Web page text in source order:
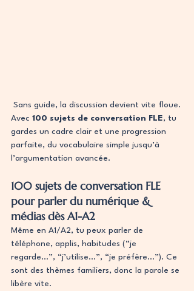
Avec 100 sujets de conversation FLE, tu
gardes un cadre clair et une progression
parfaite, du vocabulaire simple jusqu’à
l’argumentation avancée.
100 sujets de conversation FLE
pour parler du numérique &
médias dès A1-A2
Même en A1/A2, tu peux parler de
téléphone, applis, habitudes (“je
regarde…”, “j’utilise…”, “je préfère…”). Ce
sont des thèmes familiers, donc la parole se
libère vite.